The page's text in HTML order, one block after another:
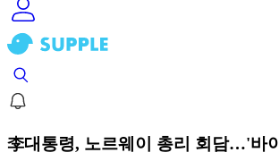
李대통령, 노르웨이 총리 회담…'바